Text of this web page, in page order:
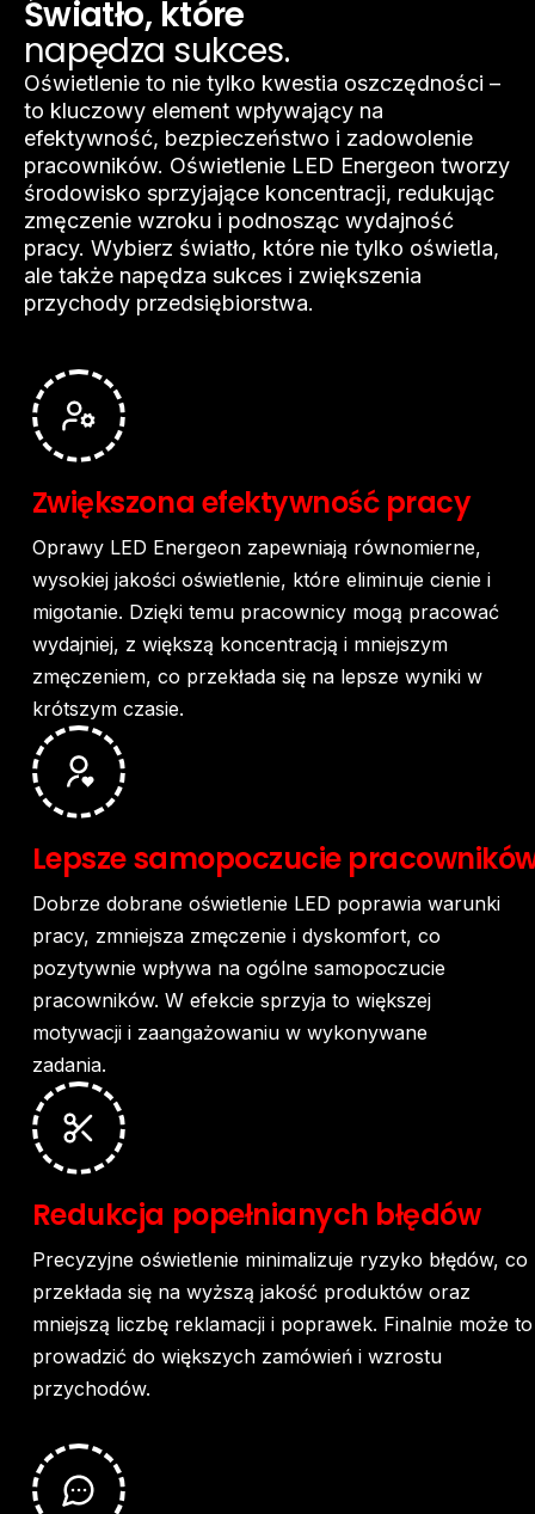
Światło, które
napędza sukces.
Oświetlenie to nie tylko kwestia oszczędności –
to kluczowy element wpływający na
efektywność, bezpieczeństwo i zadowolenie
pracowników. Oświetlenie LED Energeon tworzy
środowisko sprzyjające koncentracji, redukując
zmęczenie wzroku i podnosząc wydajność
pracy. Wybierz światło, które nie tylko oświetla,
ale także napędza sukces i zwiększenia
przychody przedsiębiorstwa.
Zwiększona efektywność pracy
Oprawy LED Energeon zapewniają równomierne,
wysokiej jakości oświetlenie, które eliminuje cienie i
migotanie. Dzięki temu pracownicy mogą pracować
wydajniej, z większą koncentracją i mniejszym
zmęczeniem, co przekłada się na lepsze wyniki w
krótszym czasie.
Lepszesamopoczucie
Dobrze dobrane oświetlenie LED poprawia warunki
pracy, zmniejsza zmęczenie i dyskomfort, co
pozytywnie wpływa na ogólne samopoczucie
pracowników. W efekcie sprzyja to większej
motywacji i zaangażowaniu w wykonywane
zadania.
Redukcja popełnianych błędów
Precyzyjne oświetlenie minimalizuje ryzyko błędów, co
przekłada się na wyższą jakość produktów oraz
mniejszą liczbę reklamacji i poprawek. Finalnie może to
prowadzić do większych zamówień i wzrostu
przychodów.